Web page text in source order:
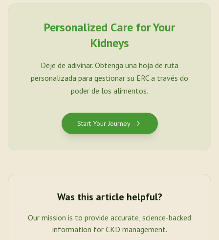
Personalized Care for Your
Kidneys
Deje de adivinar. Obtenga una hoja de ruta
personalizada para gestionar su ERC a través do
poder de los alimentos.
Start Your Journey
Was this article helpful?
Our mission is to provide accurate, science-backed
information for CKD management.